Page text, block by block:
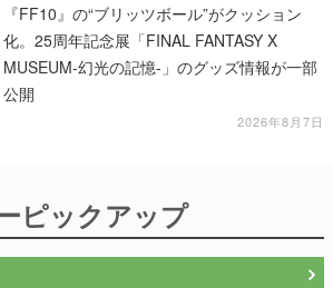
『FF10』の“ブリッツボール”がクッション
化。25周年記念展「FINAL FANTASY X
MUSEUM-幻光の記憶-」のグッズ情報が一部
公開
2026年8月7日
ピックアップ